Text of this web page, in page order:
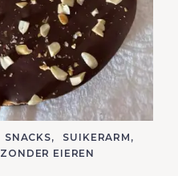
SNACKS
SUIKERARM
ZONDER EIEREN